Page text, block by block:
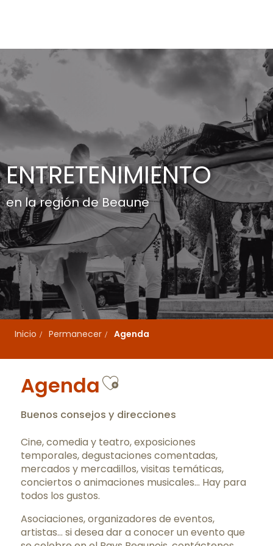
ENTRETENIMIENTO
en la región de Beaune
Inicio Permanecer Agenda
AgendaAjouter aux
Buenos consejos y direcciones
Cine, comedia y teatro, exposiciones
temporales, degustaciones comentadas,
mercados y mercadillos, visitas temáticas,
conciertos o animaciones musicales… Hay para
todos los gustos.
Asociaciones, organizadores de eventos,
artistas… si desea dar a conocer un evento que